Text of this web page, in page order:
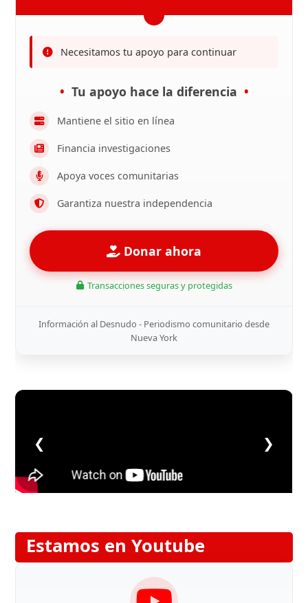
Necesitamos tu apoyo para continuar
Tu apoyo hace la diferencia
Mantiene el sitio en línea
Financia investigaciones
Apoya voces comunitarias
Garantiza nuestra independencia
Donar ahora
Transacciones seguras y protegidas
Información al Desnudo - Periodismo comunitario desde
Nueva York
❮ ❯
Estamos en Youtube